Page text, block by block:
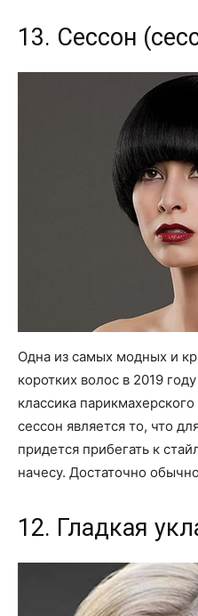
13. Сессон
Одна из самых модных и
коротких волос в 2019
классика
сессон является то, что
придется прибегать к
начесу. Достаточно
12. Гладкая